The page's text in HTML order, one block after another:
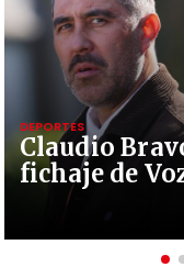
Claudio
fichaje de
DEPORTES